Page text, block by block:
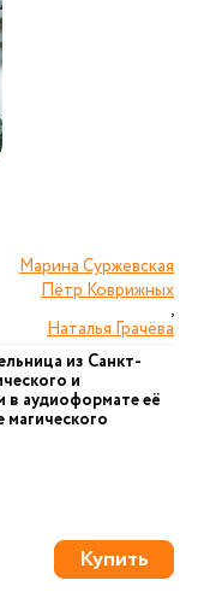
Марина Суржевская
Пётр Коврижных
,
Наталья Грачёва
из Санкт-
и
в аудиоформате её
Купить